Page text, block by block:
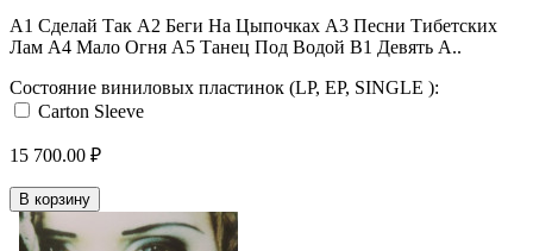
A1 Сделай Так A2 Беги На Цыпочках A3 Песни Тибетских
Лам A4 Мало Огня A5 Танец Под Водой B1 Девять А..
Состояние виниловых пластинок (LP, EP, SINGLE ):
Carton Sleeve
15 700.00 ₽
В корзину